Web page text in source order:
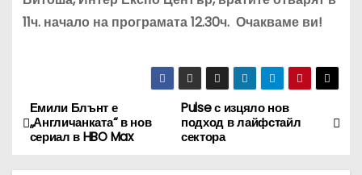
11ч. начало на програмата 12.30ч. Очакваме ви!
Н
а
Pulse с изцяло нов
подход в лайфстайл
сектора
Емили Блънт е
„Англичанката“ в нов
сериал в HBO Max